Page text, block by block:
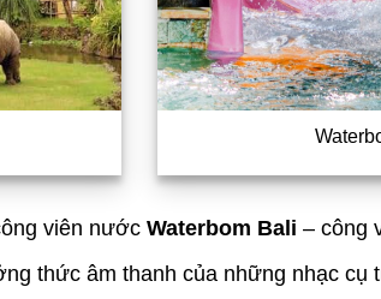
viên nước Waterbom Bali – công
thức âm thanh của những nhạc cụ